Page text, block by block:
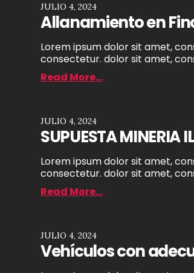
Allanamiento en
Lorem ipsum dolor sit amet,
consectetur. dolor sit amet,
JULIO 4, 2024
Read More...
SUPUESTA MINERIA
Lorem ipsum dolor sit amet,
consectetur. dolor sit amet,
JULIO 4, 2024
Read More...
Vehículos con
JULIO 4, 2024